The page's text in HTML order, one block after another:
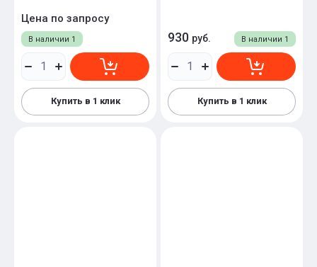
В наличии 1
Цена по запросу
Купить в 1 клик
В наличии 1
930 руб.
Купить в 1 клик